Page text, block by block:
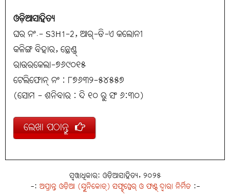
ଓଡ଼ିଆସାହିତ୍ୟ
ଘର ନଂ.- S3H1-2, ଆର୍-ଡି-ଏ କଲୋନୀ
କଳିଙ୍ଗ ବିହାର, ଛେଣ୍ଡ୍
ରାଉରକେଲା-୭୬୯୦୧୫
ଟେଲିଫୋନ୍ ନଂ : ୮୭୬୩୨-୫୪୫୫୭
(ସୋମ - ଶନିବାର : ଦି ୧୦ ରୁ ସଂ ୬:୩୦)
ଲେଖା ପଠାନ୍ତୁ
ସ୍ୱତ୍ତାଧିକାର: ଓଡ଼ିଆସାହିତ୍ୟ, ୨୦୨୫
-: ଅପ୍ରାନ୍ତ ଓଡ଼ିଆ (ୟୁନିକୋଡ୍) ସଫ୍ଟ୍‌ୱେର୍ ଓ ଫଣ୍ଟ୍ ଦ୍ୱାରା ନିର୍ମିତ :-